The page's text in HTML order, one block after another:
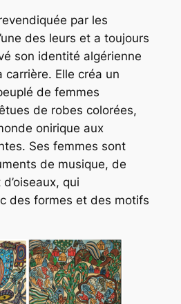
par les
des leurs et a toujours
son identité algérienne
Elle créa un
de femmes
de robes colorées,
onirique aux
Ses femmes sont
de musique, de
qui
des formes et des motifs